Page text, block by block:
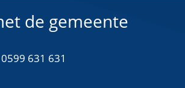
de gemeente
0599 631 631